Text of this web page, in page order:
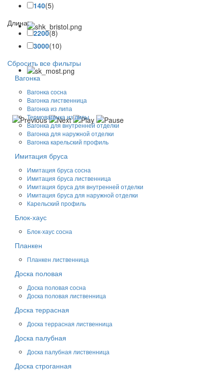
140(5)
Длина:
2200(8)
3000(10)
Сбросить все фильтры
Вагонка
Вагонка сосна
Вагонка лиственница
Вагонка из липа
Термовагонка из липы
Вагонка для внутренней отделки
Вагонка для наружной отделки
Вагонка карельский профиль
Имитация бруса
Имитация бруса сосна
Имитация бруса лиственница
Имитация бруса для внутренней отделки
Имитация бруса для наружной отделки
Карельский профиль
Блок-хаус
Блок-хаус сосна
Планкен
Планкен лиственница
Доска половая
Доска половая сосна
Доска половая лиственница
Доска террасная
Доска террасная лиственница
Доска палубная
Доска палубная лиственница
Доска строганная